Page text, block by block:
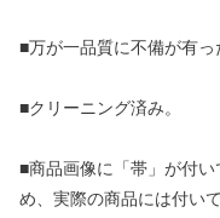
■万が一品質に不備が有っ
■クリーニング済み。
■商品画像に「帯」が付
め、実際の商品には付い